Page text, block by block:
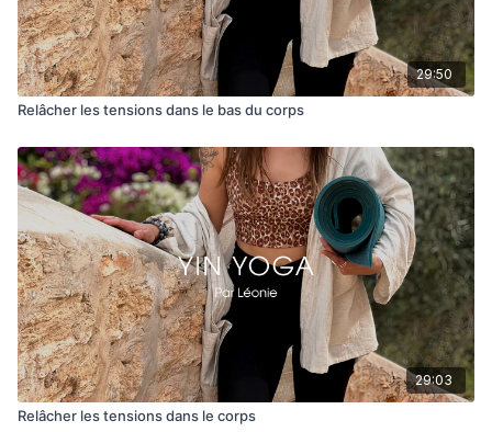
29:50
Relâcher les tensions dans le bas du corps
29:03
Relâcher les tensions dans le corps